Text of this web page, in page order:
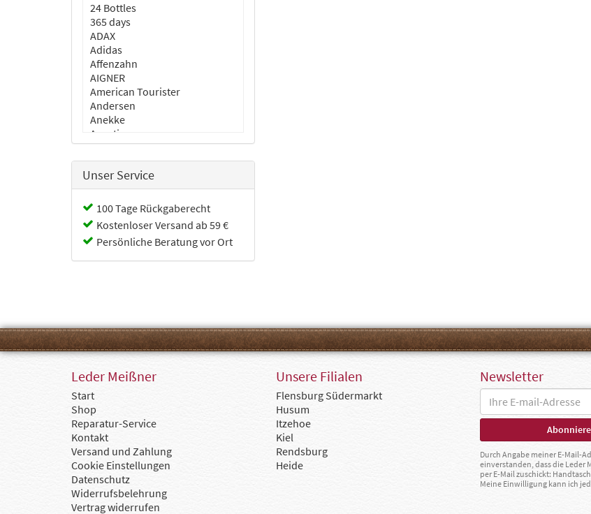
24 Bottles
365 days
ADAX
Adidas
Affenzahn
AIGNER
American Tourister
Andersen
Anekke
Aporti
aunts & uncles
BLACKBEAT
Burkely
Cabaia
Cabin Zero
Camel
Capriccio
Chesterfield
Chipolo
Doppler
dugros
Eoto
Ergobag
Fabrizio
Fjällräven
Flanigan
Flynka
Gerry Weber
Golden Head
Goldline
GOT BAG
Götz
Guess
Unser Service
100 Tage Rückgaberecht
Kostenloser Versand ab 59 €
Persönliche Beratung vor Ort
Leder Meißner
Start
Shop
Reparatur-Service
Kontakt
Versand und Zahlung
Cookie Einstellungen
Datenschutz
Widerrufsbelehrung
Vertrag widerrufen
Unsere Filialen
Flensburg Südermarkt
Husum
Itzehoe
Kiel
Rendsburg
Heide
Newsletter
Durch Angabe meiner E-Mail-
einverstanden, dass die
per E-Mail zuschickt:
Meine Einwilligung kann ich